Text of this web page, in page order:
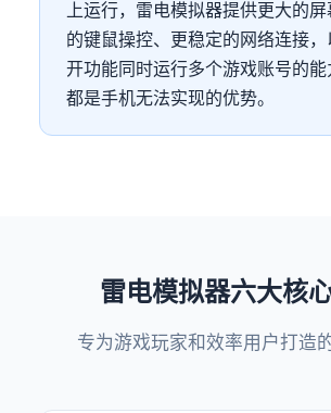
上运行，雷电模拟器提供更大的
的键鼠操控、更稳定的网络连接
开功能同时运行多个游戏账号的
都是手机无法实现的优势。
雷电模拟器六大核
专为游戏玩家和效率用户打造